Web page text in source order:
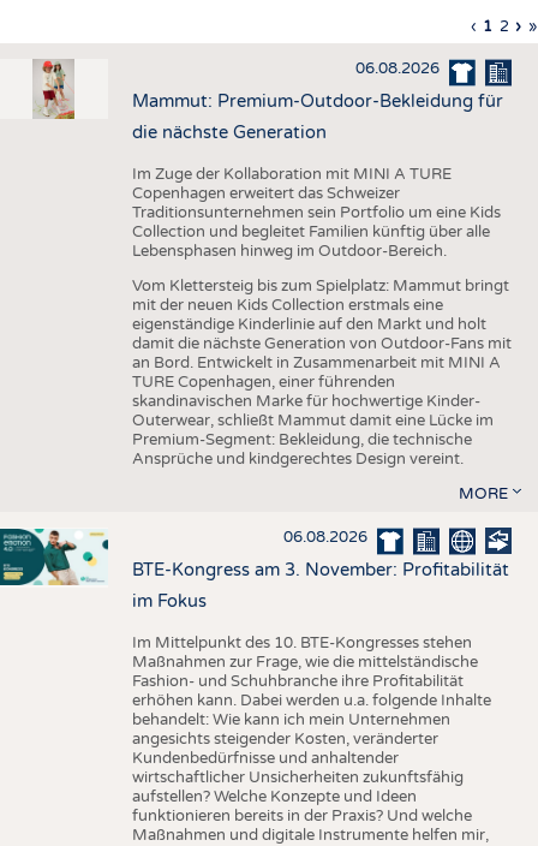
TESTS
AUSSCHREIBUNGEN
DTV AUSSCHREIBUNGSDIENST
FAKTEN
STATISTICS
ADRESSEN & LINKS
PUBLIKATIONEN
TERMINE
BRANCHENTERMINE
Seitennummerierung
Seite
‹
Seite
1 Seite
2 › »
06.08.2026
Mammut: Premium-Outdoor-Bekleidung für
die nächste Generation
Im Zuge der Kollaboration mit MINI A TURE
Copenhagen erweitert das Schweizer
Traditionsunternehmen sein Portfolio um eine Kids
Collection und begleitet Familien künftig über alle
Lebensphasen hinweg im Outdoor-Bereich.
Vom Klettersteig bis zum Spielplatz: Mammut bringt
mit der neuen Kids Collection erstmals eine
eigenständige Kinderlinie auf den Markt und holt
damit die nächste Generation von Outdoor-Fans mit
an Bord. Entwickelt in Zusammenarbeit mit MINI A
TURE Copenhagen, einer führenden
skandinavischen Marke für hochwertige Kinder-
Outerwear, schließt Mammut damit eine Lücke im
Premium-Segment: Bekleidung, die technische
Ansprüche und kindgerechtes Design vereint.
MORE
06.08.2026
BTE-Kongress am 3. November: Profitabilität
im Fokus
Im Mittelpunkt des 10. BTE-Kongresses stehen
Maßnahmen zur Frage, wie die mittelständische
Fashion- und Schuhbranche ihre Profitabilität
erhöhen kann. Dabei werden u.a. folgende Inhalte
behandelt: Wie kann ich mein Unternehmen
angesichts steigender Kosten, veränderter
Kundenbedürfnisse und anhaltender
wirtschaftlicher Unsicherheiten zukunftsfähig
aufstellen? Welche Konzepte und Ideen
funktionieren bereits in der Praxis? Und welche
Maßnahmen und digitale Instrumente helfen mir,